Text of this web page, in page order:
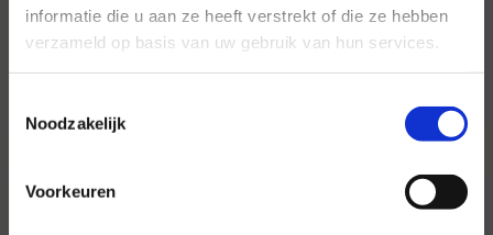
informatie die u aan ze heeft verstrekt of die ze hebben
verzameld op basis van uw gebruik van hun services.
Noodzakelijk
Voorkeuren
Hansen Evenementen is uw partner voor
evenementen van groot tot klein.